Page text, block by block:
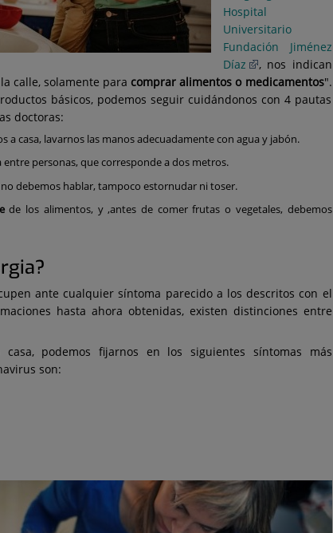
Hospital
Universitario
Fundación Jiménez
Díaz
, nos indican
calle, solamente para comprar alimentos o medicamentos".
básicos, podemos seguir cuidándonos con 4 pautas
doctoras:
a casa, lavarnos las manos adecuadamente con agua y jabón.
entre personas, que corresponde a dos metros.
no debemos hablar, tampoco estornudar ni toser.
de los alimentos, y ,antes de comer frutas o vegetales, debemos
ante cualquier síntoma parecido a los descritos con el
hasta ahora obtenidas, existen distinciones entre
podemos fijarnos en los siguientes síntomas más
son: